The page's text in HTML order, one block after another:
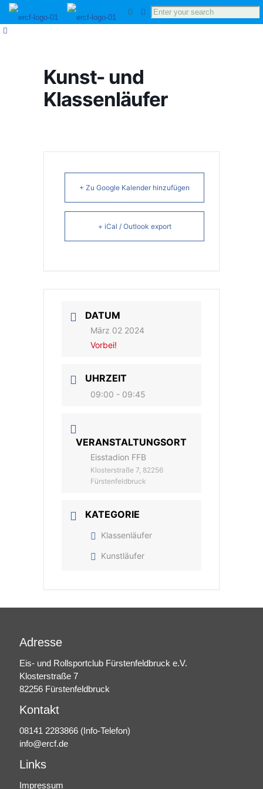
Kunst- und
Klassenläufer
+ Zu Google Kalender hinzufügen
+ iCal / Outlook export
DATUM
März 02 2024
Vorbei!
UHRZEIT
09:00 - 09:45
VERANSTALTUNGSORT
Eisstadion FFB
Klosterstraße 7, 82256
Fürstenfeldbruck
KATEGORIE
Klassenläufer
Kunstläufer
Adresse
Eis- und Rollsportclub Fürstenfeldbruck e.V.
Klosterstraße 7
82256 Fürstenfeldbruck
Kontakt
08141 2283866 (Info-Telefon)
info@ercf.de
Links
Impressum